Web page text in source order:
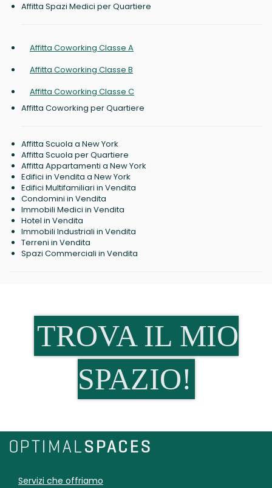
Affitta Spazi Medici per Quartiere
Affitta Coworking Classe A
Affitta Coworking Classe B
Affitta Coworking Classe C
Affitta Coworking per Quartiere
Affitta Scuola a New York
Affitta Scuola per Quartiere
Affitta Appartamenti a New York
Edifici in Vendita a New York
Edifici Multifamiliari in Vendita
Condomini in Vendita
Immobili Medici in Vendita
Hotel in Vendita
Immobili Industriali in Vendita
Terreni in Vendita
Spazi Commerciali in Vendita
TROVA IL MIO
SPAZIO!
Servizi che offriamo